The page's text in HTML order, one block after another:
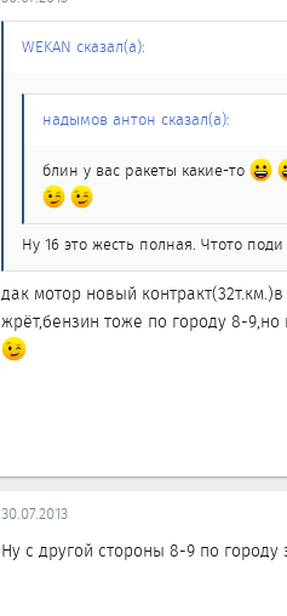
WEKAN сказал(а):
надымов антон сказал(а):
блин у вас ракеты какие-то
Ну 16 это жесть полная. Чтото
дак мотор новый
жрёт,бензин тоже по городу 8-9,но
30.07.2013
Ну с другой стороны 8-9 по